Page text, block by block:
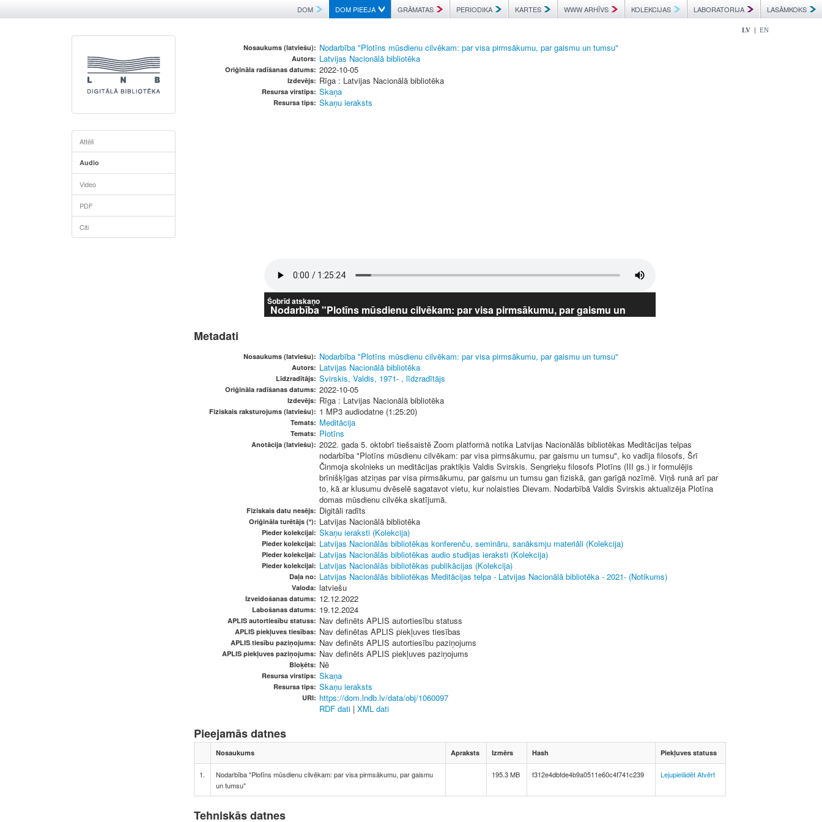
DOM DOM PIEEJA GRĀMATAS PERIODIKA KARTES WWW ARHĪVS KOLEKCIJAS LABORATORIJA LASĀMKOKS
LV | EN
Nosaukums (latviešu): Nodarbība "Plotīns mūsdienu cilvēkam: par visa pirmsākumu, par gaismu un tumsu"
Autors: Latvijas Nacionālā bibliotēka
Oriģināla radīšanas datums: 2022-10-05
Izdevējs: Rīga : Latvijas Nacionālā bibliotēka
Resursa virstips: Skaņa
Resursa tips: Skaņu ieraksts
Attēli
Audio
Video
PDF
Citi
Šobrīd atskaņo
Nodarbība "Plotīns mūsdienu cilvēkam: par visa pirmsākumu, par gaismu un
tumsu"
Metadati
Nosaukums (latviešu): Nodarbība "Plotīns mūsdienu cilvēkam: par visa pirmsākumu, par gaismu un tumsu"
Autors: Latvijas Nacionālā bibliotēka
Līdzradītājs: Svirskis, Valdis, 1971- , līdzradītājs
Oriģināla radīšanas datums: 2022-10-05
Izdevējs: Rīga : Latvijas Nacionālā bibliotēka
Fiziskais raksturojums (latviešu): 1 MP3 audiodatne (1:25:20)
Temats: Meditācija
Temats: Plotīns
Anotācija (latviešu): 2022. gada 5. oktobrī tiešsaistē Zoom platformā notika Latvijas Nacionālās bibliotēkas Meditācijas telpas
nodarbība "Plotīns mūsdienu cilvēkam: par visa pirmsākumu, par gaismu un tumsu", ko vadīja filosofs, Šrī
Činmoja skolnieks un meditācijas praktiķis Valdis Svirskis. Sengrieķu filosofs Plotīns (III gs.) ir formulējis
brīnišķīgas atziņas par visa pirmsākumu, par gaismu un tumsu gan fiziskā, gan garīgā nozīmē. Viņš runā arī par
to, kā ar klusumu dvēselē sagatavot vietu, kur nolaisties Dievam. Nodarbībā Valdis Svirskis aktualizēja Plotīna
domas mūsdienu cilvēka skatījumā.
Fiziskais datu nesējs: Digitāli radīts
Oriģināla turētājs (*): Latvijas Nacionālā bibliotēka
Pieder kolekcijai: Skaņu ieraksti (Kolekcija)
Pieder kolekcijai: Latvijas Nacionālās bibliotēkas konferenču, semināru, sanāksmju materiāli (Kolekcija)
Pieder kolekcijai: Latvijas Nacionālās bibliotēkas audio studijas ieraksti (Kolekcija)
Pieder kolekcijai: Latvijas Nacionālās bibliotēkas publikācijas (Kolekcija)
Daļa no: Latvijas Nacionālās bibliotēkas Meditācijas telpa - Latvijas Nacionālā bibliotēka - 2021- (Notikums)
Valoda: latviešu
Izveidošanas datums: 12.12.2022
Labošanas datums: 19.12.2024
APLIS autortiesību statuss: Nav definēts APLIS autortiesību statuss
APLIS piekļuves tiesības: Nav definētas APLIS piekļuves tiesības
APLIS tiesību paziņojums: Nav definēts APLIS autortiesību paziņojums
APLIS piekļuves paziņojums: Nav definēts APLIS piekļuves paziņojums
Bloķēts: Nē
Resursa virstips: Skaņa
Resursa tips: Skaņu ieraksts
URI: https://dom.lndb.lv/data/obj/1060097
RDF dati | XML dati
Pieejamās datnes
Nosaukums Apraksts Izmērs Hash Piekļuves statuss
1.
Nodarbība "Plotīns mūsdienu cilvēkam: par visa pirmsākumu, par gaismu
un tumsu"
195.3 MB f312e4dbfde4b9a0511e60c4f741c239 LejupielādētAtvērt
Tehniskās datnes